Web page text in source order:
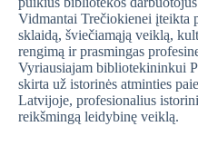
Vidmantai Trečiokienei įteikta
sklaidą, šviečiamąją veiklą,
rengimą ir prasmingas
Vyriausiajam bibliotekininkui
skirta už istorinės atminties
Latvijoje, profesionalius
reikšmingą leidybinę veiklą.